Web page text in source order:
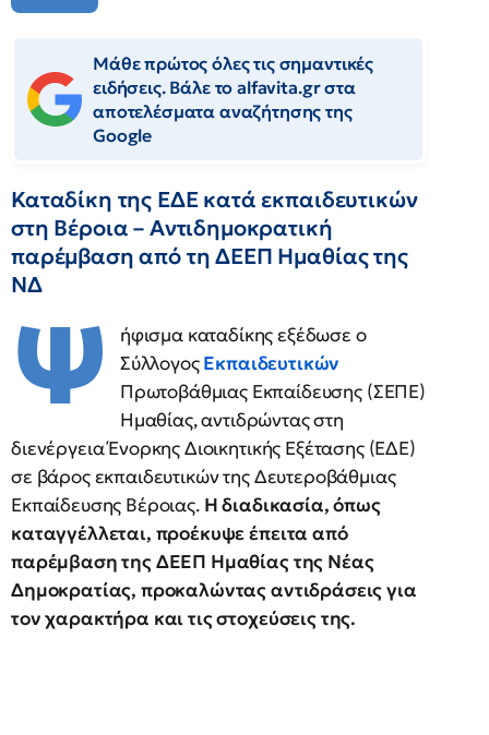
Μάθε πρώτος όλες τις σημαντικές
ειδήσεις. Βάλε το alfavita.gr στα
αποτελέσματα αναζήτησης της
Google
Καταδίκη της ΕΔΕ κατά εκπαιδευτικών
στη Βέροια – Αντιδημοκρατική
παρέμβαση από τη ΔΕΕΠ Ημαθίας της
ΝΔ
Ψ
ήφισμα καταδίκης εξέδωσε ο
ΣύλλογοςΕκπαιδευτικών
Πρωτοβάθμιας Εκπαίδευσης (ΣΕΠΕ)
Ημαθίας, αντιδρώντας στη
διενέργεια Ένορκης Διοικητικής Εξέτασης (ΕΔΕ)
σε βάρος εκπαιδευτικών της Δευτεροβάθμιας
Εκπαίδευσης Βέροιας. Η διαδικασία, όπως
καταγγέλλεται, προέκυψε έπειτα από
παρέμβαση της ΔΕΕΠ Ημαθίας της Νέας
Δημοκρατίας, προκαλώντας αντιδράσεις για
τον χαρακτήρα και τις στοχεύσεις της.